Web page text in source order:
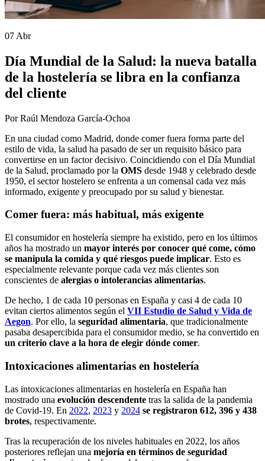
07 Abr
Día Mundial de la Salud: la nueva batalla
de la hostelería se libra en la confianza
del cliente
Por Raúl Mendoza García-Ochoa
En una ciudad como Madrid, donde comer fuera forma parte del
estilo de vida, la salud ha pasado de ser un requisito básico para
convertirse en un factor decisivo. Coincidiendo con el Día Mundial
de la Salud, proclamado por la OMS desde 1948 y celebrado desde
1950, el sector hostelero se enfrenta a un comensal cada vez más
informado, exigente y preocupado por su salud y bienestar.
Comer fuera: más habitual, más exigente
El consumidor en hostelería siempre ha existido, pero en los últimos
años ha mostrado un mayor interés por conocer qué come, cómo
se manipula la comida y qué riesgos puede implicar. Esto es
especialmente relevante porque cada vez más clientes son
conscientes de alergias o intolerancias alimentarias.
De hecho, 1 de cada 10 personas en España y casi 4 de cada 10
evitan ciertos alimentos según el VII Estudio de Salud y Vida de
Aegon. Por ello, la seguridad alimentaria, que tradicionalmente
pasaba desapercibida para el consumidor medio, se ha convertido en
un criterio clave a la hora de elegir dónde comer.
Intoxicaciones alimentarias en hostelería
Las intoxicaciones alimentarias en hostelería en España han
mostrado una evolución descendente tras la salida de la pandemia
de Covid-19. En 2022, 2023 y 2024 se registraron 612, 396 y 438
brotes, respectivamente.
Tras la recuperación de los niveles habituales en 2022, los años
posteriores reflejan una mejoría en términos de seguridad